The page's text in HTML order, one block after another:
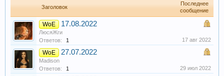
Заголовок
Последнее
сообщение
WoE 17.08.2022
ЛюсяЖги
Ответов:
1 17 авг 2022
WoE 27.07.2022
Madison
Ответов:
1 29 июл 2022